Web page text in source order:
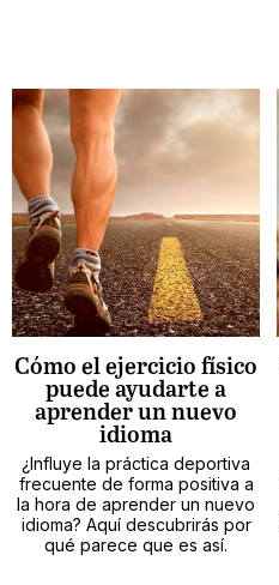
Cómo el ejercicio físico
puede ayudarte a
aprender un nuevo
idioma
¿Influye la práctica deportiva
frecuente de forma positiva a
la hora de aprender un nuevo
idioma? Aquí descubrirás por
qué parece que es así.